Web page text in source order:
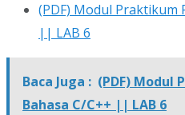
(PDF) Modul Praktikum
|| LAB 6
Baca Juga : (PDF) Modul
Bahasa C/C++ || LAB 6